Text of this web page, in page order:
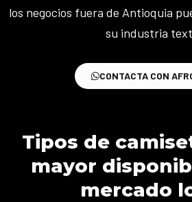
los negocios fuera de Antioquia
su industria
CONTACTA CON
Tipos de
mayor
mercado